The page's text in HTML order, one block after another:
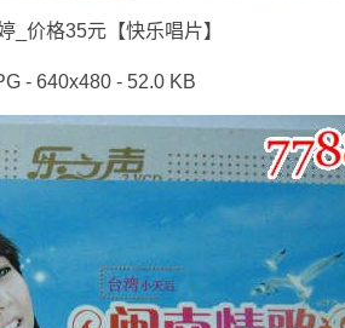
_价格35元【快乐唱片】
- 640x480 - 52.0 KB